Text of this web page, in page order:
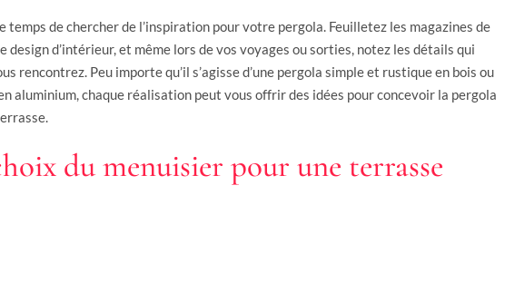
temps de chercher de l’inspiration pour votre pergola. Feuilletez les magazines de
design d’intérieur, et même lors de vos voyages ou sorties, notez les détails qui
rencontrez. Peu importe qu’il s’agisse d’une pergola simple et rustique en bois ou
aluminium, chaque réalisation peut vous offrir des idées pour concevoir la pergola
du menuisier pour une terrasse